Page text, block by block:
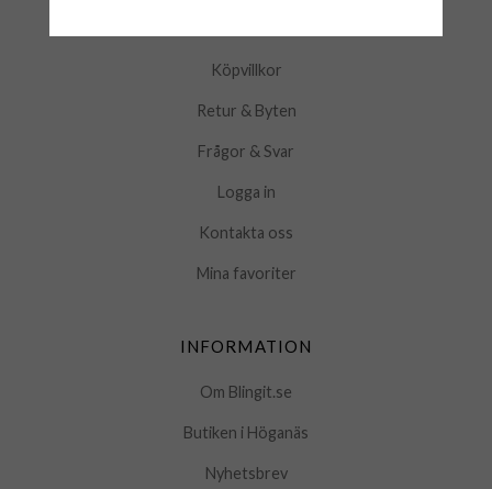
Köpvillkor
Retur & Byten
Frågor & Svar
Logga in
Kontakta oss
Mina favoriter
INFORMATION
Om Blingit.se
Butiken i Höganäs
Nyhetsbrev